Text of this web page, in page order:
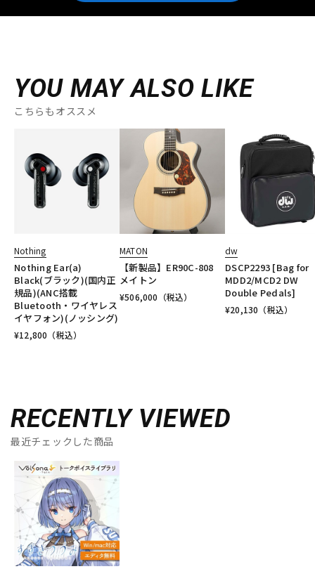
YOU MAY ALSO LIKE
こちらもオススメ
Nothing
Nothing Ear(a)
Black(ブラック)(国内正
規品)(ANC搭載
Bluetooth・ワイヤレス
イヤフォン)(ノッシング)
¥12,800 （税込）
MATON
【新製品】ER90C-808
メイトン
¥506,000 （税込）
dw
DSCP2293 [Bag for
MDD2/MCD2 DW
Double Pedals]
¥20,130 （税込）
RECENTLY VIEWED
最近チェックした商品